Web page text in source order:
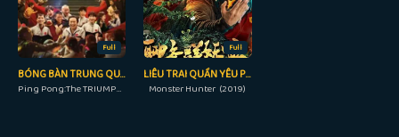
Full
BÓNG BÀN TRUNG QUỐC: CUỘC PHẢN CÔNG
Ping Pong:The TRIUMPH (2023)
Full
LIÊU TRAI QUẦN YÊU PHỔ
Monster Hunter (2019)